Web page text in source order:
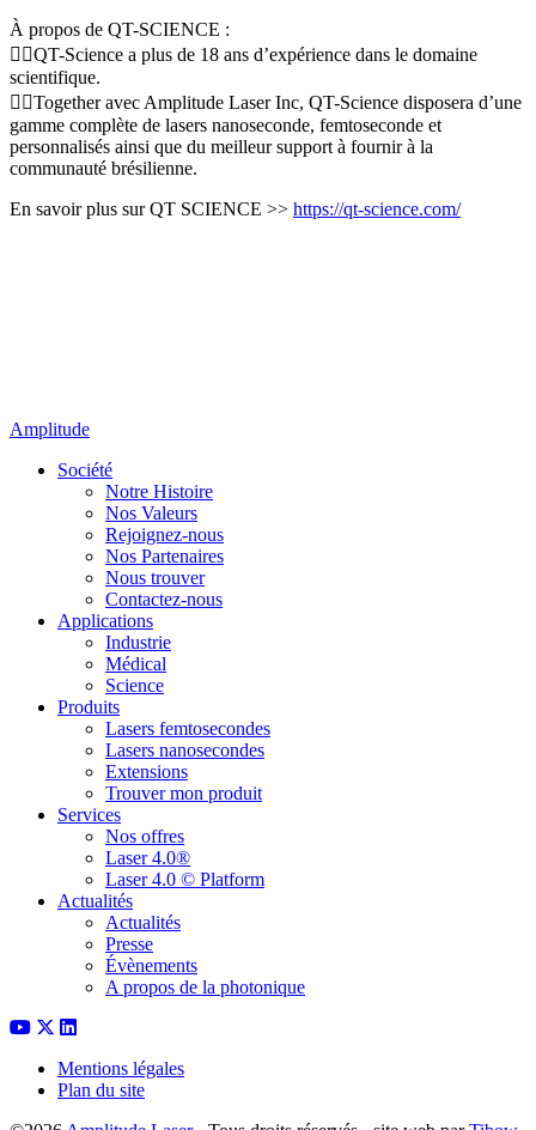
À propos de QT-SCIENCE :
👉🏻QT-Science a plus de 18 ans d’expérience dans le domaine
scientifique.
👉🏻Together avec Amplitude Laser Inc, QT-Science disposera d’une
gamme complète de lasers nanoseconde, femtoseconde et
personnalisés ainsi que du meilleur support à fournir à la
communauté brésilienne.
En savoir plus sur QT SCIENCE >> https://qt-science.com/
Amplitude
Société
Notre Histoire
Nos Valeurs
Rejoignez-nous
Nos Partenaires
Nous trouver
Contactez-nous
Applications
Industrie
Médical
Science
Produits
Lasers femtosecondes
Lasers nanosecondes
Extensions
Trouver mon produit
Services
Nos offres
Laser 4.0®
Laser 4.0 © Platform
Actualités
Actualités
Presse
Évènements
A propos de la photonique
Mentions légales
Plan du site